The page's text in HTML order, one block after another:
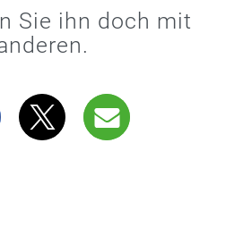
Sie ihn doch mit